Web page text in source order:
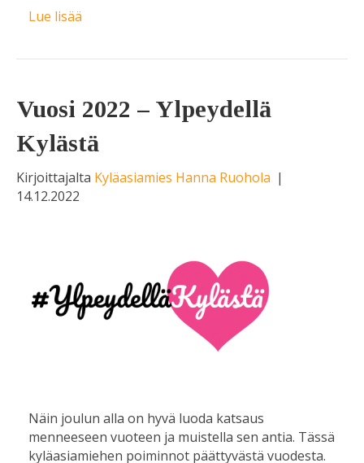
Lue lisää
Vuosi 2022 – Ylpeydellä
Kylästä
Kirjoittajalta Kyläasiamies Hanna Ruohola |
14.12.2022
Näin joulun alla on hyvä luoda katsaus
menneeseen vuoteen ja muistella sen antia. Tässä
kyläasiamiehen poiminnot päättyvästä vuodesta.